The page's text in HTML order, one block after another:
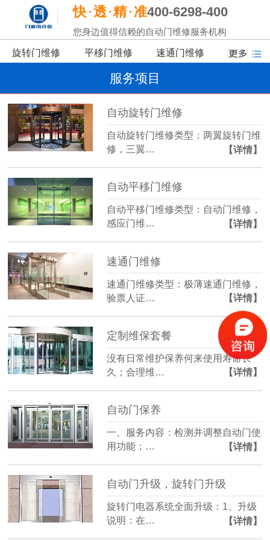
快 透 精 准400-6298-400
您身边值得信赖的自动门维修服务机构
旋转门维修 平移门维修 速通门维修
服务项目
自动旋转门维修
自动旋转门维修类型：两翼旋转门维
修，三翼…
【详情】
自动平移门维修
自动平移门维修类型：自动门维修，
感应门维…
【详情】
速通门维修
速通门维修类型：极薄速通门维修，
验票人证…
【详情】
定制维保套餐
没有日常维护保养何来使用寿命长
久；合理维…
【详情】
自动门保养
一、服务内容：检测并调整自动门使
用功能；…
【详情】
自动门升级，旋转门升级
旋转门电器系统全面升级：1、升级
说明：在…
【详情】